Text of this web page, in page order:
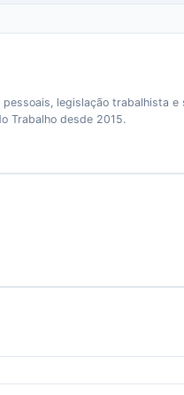
legislação trabalhista e
Trabalho desde 2015.